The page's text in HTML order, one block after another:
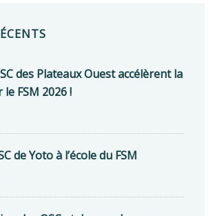
des Plateaux Ouest accélèrent la
FSM 2026 !
de Yoto à l’école du FSM